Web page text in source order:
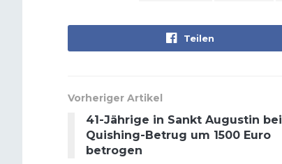
Teilen
Vorheriger Artikel
41-Jährige in Sankt Augustin bei
Quishing-Betrug um 1500 Euro
betrogen